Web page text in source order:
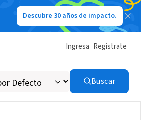
Descubre 30 años de impacto.
Ingresa Regístrate
Buscar
(SAEP)